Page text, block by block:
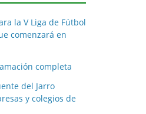
la V Liga de Fútbol
comenzará en
completa
del Jarro
y colegios de